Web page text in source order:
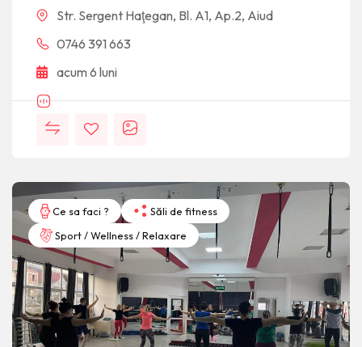
Str. Sergent Haţegan, Bl. A1, Ap.2, Aiud
0746 391 663
acum 6 luni
Ce sa faci ?
Săli de fitness
Sport / Wellness / Relaxare